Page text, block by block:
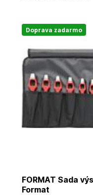
Doprava zadarmo
FORMAT Sada
Format